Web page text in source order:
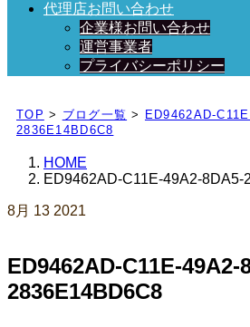
代理店お問い合わせ
企業様お問い合わせ
運営事業者
プライバシーポリシー
日々、ブログを更新中！
TOP > ブログ一覧 >
ED9462AD-
2836E14BD6C8
HOME
ED9462AD-C11E-49A2-8DA5-
8月 13 2021
ED9462AD-C11E-49A2-
2836E14BD6C8